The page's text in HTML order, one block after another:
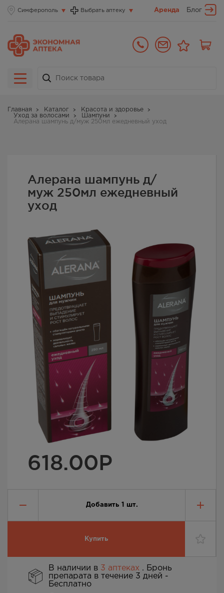
Симферополь Выбрать аптеку Аренда Блог
Главная Каталог
Красота и здоровье
Уход за волосами
Шампуни
Алерана шампунь д/муж 250мл ежедневный уход
Алерана шампунь д/
муж 250мл ежедневный
уход
618.00Р
Добавить 1 шт.
Купить
В наличии в 3 аптеках . Бронь
препарата в течение 3 дней -
Бесплатно